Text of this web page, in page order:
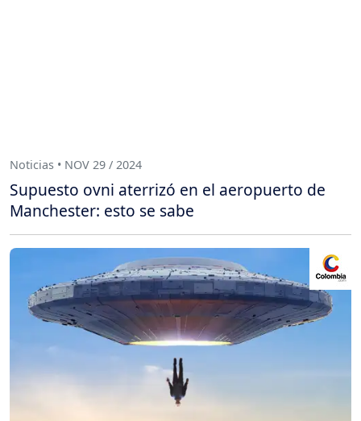
Noticias • NOV 29 / 2024
Supuesto ovni aterrizó en el aeropuerto de
Manchester: esto se sabe